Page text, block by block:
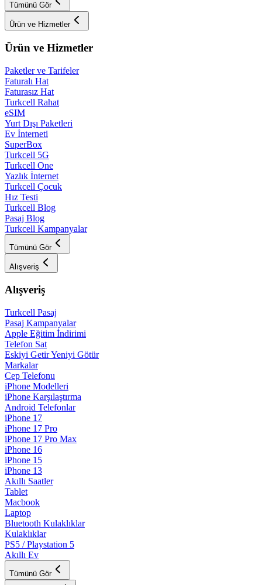
Tümünü Gör
Ürün ve Hizmetler
Ürün ve Hizmetler
Paketler ve Tarifeler
Faturalı Hat
Faturasız Hat
Turkcell Rahat
eSIM
Yurt Dışı Paketleri
Ev İnterneti
SuperBox
Turkcell 5G
Turkcell One
Yazlık İnternet
Turkcell Çocuk
Hız Testi
Turkcell Blog
Pasaj Blog
Turkcell Kampanyalar
Tümünü Gör
Alışveriş
Alışveriş
Turkcell Pasaj
Pasaj Kampanyalar
Apple Eğitim İndirimi
Telefon Sat
Eskiyi Getir Yeniyi Götür
Markalar
Cep Telefonu
iPhone Modelleri
iPhone Karşılaştırma
Android Telefonlar
iPhone 17
iPhone 17 Pro
iPhone 17 Pro Max
iPhone 16
iPhone 15
iPhone 13
Akıllı Saatler
Tablet
Macbook
Laptop
Bluetooth Kulaklıklar
Kulaklıklar
PS5 / Playstation 5
Akıllı Ev
Tümünü Gör